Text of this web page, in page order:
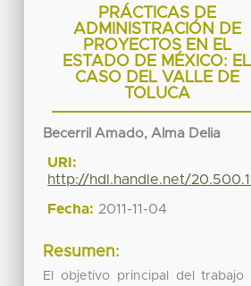
PRÁCTICAS DE
ADMINISTRACIÓN DE
PROYECTOS EN EL
ESTADO DE MÉXICO: EL
CASO DEL VALLE DE
TOLUCA
Becerril Amado, Alma Delia
URI:
http://hdl.handle.net/
Fecha: 2011-11-04
Resumen:
El objetivo principal del trabajo